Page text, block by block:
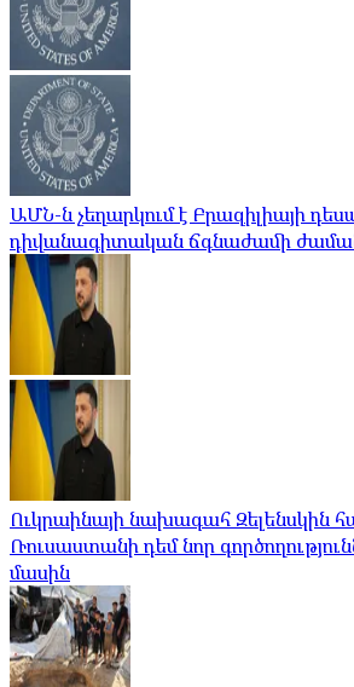
ԱՄՆ-ն չեղարկում է Բրազիլիայի
դիվանագիտական ​​ճգնաժամի
Ուկրաինայի նախագահ Զելենսկին
Ռուսաստանի դեմ նոր
մասին